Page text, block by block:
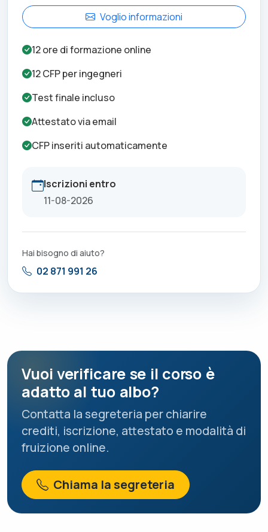
Voglio informazioni
12ore di formazione online
12CFP peringegneri
Test finale incluso
Attestato via email
CFP inseriti automaticamente
Iscrizioni entro
11-08-2026
Hai bisogno di aiuto?
02 871 991 26
Vuoi verificare se il corso è
adatto al tuo albo?
Contatta la segreteria per chiarire
crediti, iscrizione, attestato e modalità di
fruizione online.
Chiama la segreteria